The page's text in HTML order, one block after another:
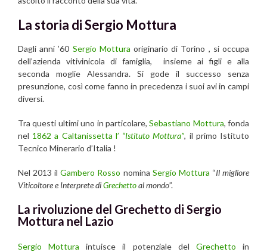
La storia di Sergio Mottura
Dagli anni ’60 Sergio Mottura originario di Torino , si occupa
dell’azienda vitivinicola di famiglia, insieme ai figli e alla
seconda moglie Alessandra. Si gode il successo senza
presunzione, così come fanno in precedenza i suoi avi in campi
diversi.
Tra questi ultimi uno in particolare,Sebastiano Mottura, fonda
nel 1862 a Caltanissetta l’ “Istituto Mottura”, il primo Istituto
Tecnico Minerario d’Italia !
Nel 2013 ilGambero Rosso nomina Sergio Mottura “Il migliore
Viticoltore e Interprete diGrechettoal mondo”.
La rivoluzione del Grechetto di Sergio
Mottura nel Lazio
Sergio Mottura intuisce il potenziale del Grechetto in